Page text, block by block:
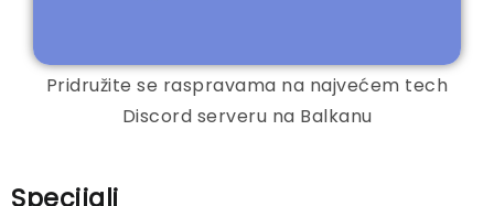
Pridružite se raspravama na najvećem tech
Discord serveru na Balkanu
Specijali